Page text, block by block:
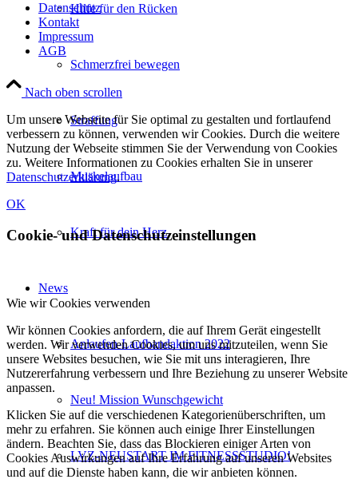
Hilfe für den Rücken
Schmerzfrei bewegen
Straffung
Muskelaufbau
Kraft für dein Herz
News
Anlaufen-Laufbandaktion 2022
Neu! Mission Wunschgewicht
LVZ-NEUSTART IM FITNESSSTUDIO!
Datenschutz
Kontakt
Impressum
AGB
Nach oben scrollen
Um unsere Webseite für Sie optimal zu gestalten und fortlaufend
verbessern zu können, verwenden wir Cookies. Durch die weitere
Nutzung der Webseite stimmen Sie der Verwendung von Cookies
zu. Weitere Informationen zu Cookies erhalten Sie in unserer
Datenschutzerklärung.
OK
Cookie- und Datenschutzeinstellungen
Wie wir Cookies verwenden
Wir können Cookies anfordern, die auf Ihrem Gerät eingestellt
werden. Wir verwenden Cookies, um uns mitzuteilen, wenn Sie
unsere Websites besuchen, wie Sie mit uns interagieren, Ihre
Nutzererfahrung verbessern und Ihre Beziehung zu unserer Website
anpassen.
Klicken Sie auf die verschiedenen Kategorienüberschriften, um
mehr zu erfahren. Sie können auch einige Ihrer Einstellungen
ändern. Beachten Sie, dass das Blockieren einiger Arten von
Cookies Auswirkungen auf Ihre Erfahrung auf unseren Websites
und auf die Dienste haben kann, die wir anbieten können.